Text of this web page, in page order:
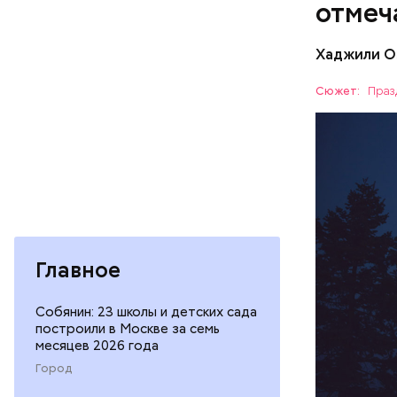
Главное
Собянин: 23 школы и детских сада
построили в Москве за семь
месяцев 2026 года
Город
Хаджили
Сюжет:
День
любители
ЕДА
чеснок;
соль.